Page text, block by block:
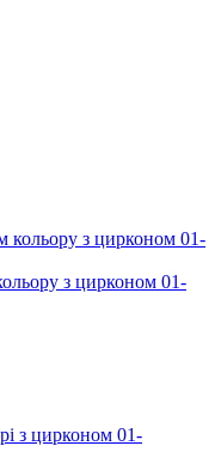
з цирконом 01-